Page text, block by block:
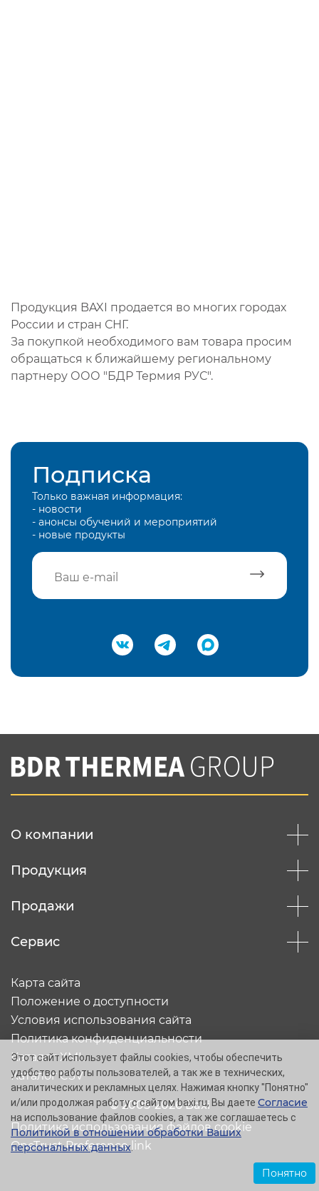
Продукция BAXI продается во многих городах
России и стран СНГ.
За покупкой необходимого вам товара просим
обращаться к ближайшему региональному
партнеру ООО "БДР Термия РУС".
Подписка
Только важная информация:
- новости
- анонсы обучений и мероприятий
- новые продукты
Подтвердить e-mail
Вы соглашаетесь с нашей политикой
конфеденциальности
О компании
Продукция
Продажи
Сервис
© 2005-2026 Baxi
Карта сайта
Положение о доступности
Условия использования сайта
Политика конфиденциальности
Каталог XML
Каталог CSV
Политика использования файлов cookie
OneTrust Preference link
Этот сайт использует файлы cookies, чтобы обеспечить
удобство работы пользователей, а так же в технических,
аналитических и рекламных целях. Нажимая кнопку "Понятно"
и/или продолжая работу с сайтом baxi.ru, Вы даете Согласие
на использование файлов cookies, а так же соглашаетесь с
Политикой в отношении обработки Ваших
персональных данных.
Понятно